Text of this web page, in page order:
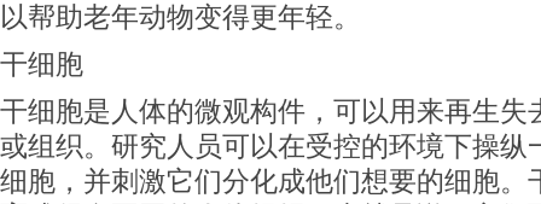
以帮助老年动物变得更年轻。
干细胞
干细胞是人体的微观构件，可以用来再生失
或组织。研究人员可以在受控的环境下操纵
细胞，并刺激它们分化成他们想要的细胞。